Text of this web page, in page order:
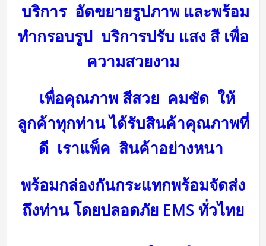
บริการ อัดขยายรูปภาพ และพร้อม
ทำกรอบรูป บริการปรับ แสง สี เพื่อ
ความสวยงาม
เพื่อคุณภาพ สีสวย คมชัด ให้
ลูกค้าทุกท่าน ได้รับสินค้าคุณภาพที่
ดี เราแพ็ค สินค้าอย่างหนา
พร้อมกล่องกันกระแทกพร้อมจัดส่ง
ถึงท่าน โดยปลอดภัย EMS ทั่วไทย